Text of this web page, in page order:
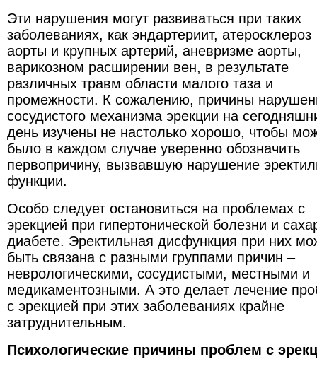
Эти нарушения могут развиваться при таких
заболеваниях, как эндартериит, атеросклероз
аорты и крупных артерий, аневризме аорты,
варикозном расширении вен, в результате
различных травм области малого таза и
промежности. К сожалению, причины
сосудистого механизма эрекции на
день изучены не настолько хорошо, чтобы
было в каждом случае уверенно обозначить
первопричину, вызвавшую нарушение
функции.
Особо следует остановиться на проблемах с
эрекцией при гипертонической болезни и
диабете. Эректильная дисфункция при них
быть связана с разными группами причин –
неврологическими, сосудистыми, местными и
медикаментозными. А это делает лечение
с эрекцией при этих заболеваниях крайне
затруднительным.
Психологические причины проблем с